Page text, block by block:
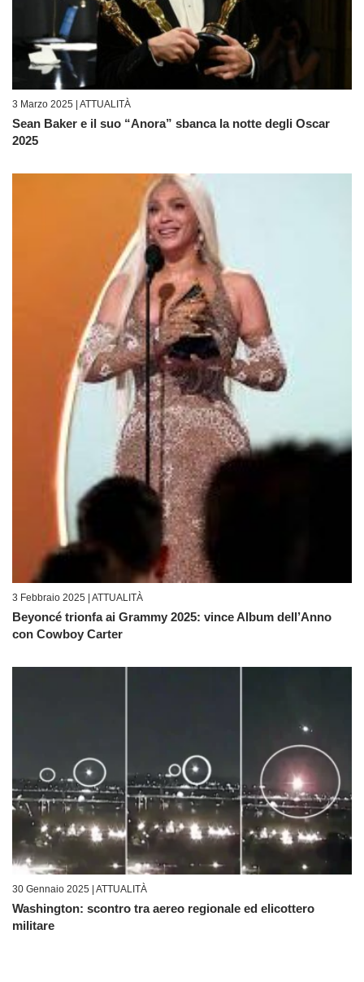
3 Marzo 2025 | ATTUALITÀ
Sean Baker e il suo “Anora” sbanca la notte degli Oscar
2025
3 Febbraio 2025 | ATTUALITÀ
Beyoncé trionfa ai Grammy 2025: vince Album dell’Anno
con Cowboy Carter
30 Gennaio 2025 | ATTUALITÀ
Washington: scontro tra aereo regionale ed elicottero
militare